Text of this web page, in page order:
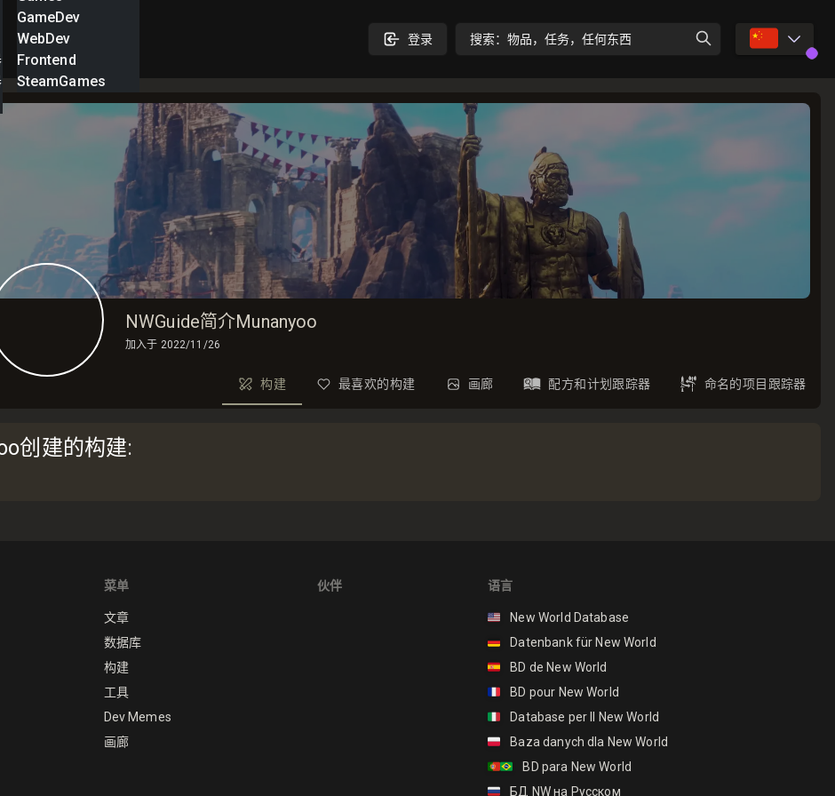
GameDev
WebDev
Frontend
SteamGames
登录 搜索：物品，任务，任何东西 🇨🇳
NWGuide简介Munanyoo
加入于 2022/11/26
构建 最喜欢的构建 画廊 配方和计划跟踪器 命名的项目跟踪器
创建的构建:
菜单
文章
数据库
构建
工具
Dev Memes
画廊
伙伴 语言
🇺🇸
New World Database
🇩🇪
Datenbank für New World
🇪🇸
BD de New World
🇫🇷
BD pour New World
🇮🇹
Database per Il New World
🇵🇱
Baza danych dla New World
🇵🇹🇧🇷
BD para New World
🇷🇺
БД NW на Русском